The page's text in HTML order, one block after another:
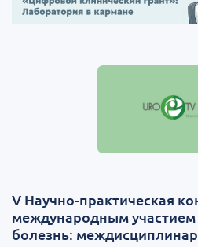
V Научно-практическая
международным
болезнь: